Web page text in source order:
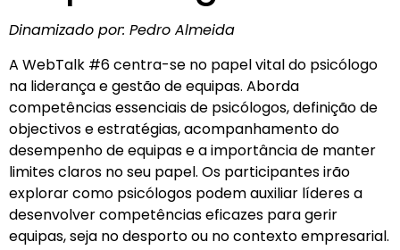
Dinamizado por: Pedro Almeida
A WebTalk #6 centra-se no papel vital do psicólogo
na liderança e gestão de equipas. Aborda
competências essenciais de psicólogos, definição de
objectivos e estratégias, acompanhamento do
desempenho de equipas e a importância de manter
limites claros no seu papel. Os participantes irão
explorar como psicólogos podem auxiliar líderes a
desenvolver competências eficazes para gerir
equipas, seja no desporto ou no contexto empresarial.